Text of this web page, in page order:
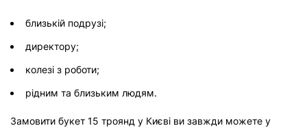
близькій подрузі;
директору;
колезі з роботи;
рідним та близьким людям.
Замовити букет 15 троянд у Києві ви завжди можете у